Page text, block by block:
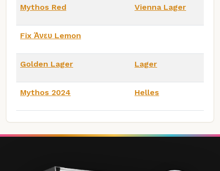
Mythos Red Vienna Lager
Fix Άνευ Lemon
Golden Lager Lager
Mythos 2024 Helles